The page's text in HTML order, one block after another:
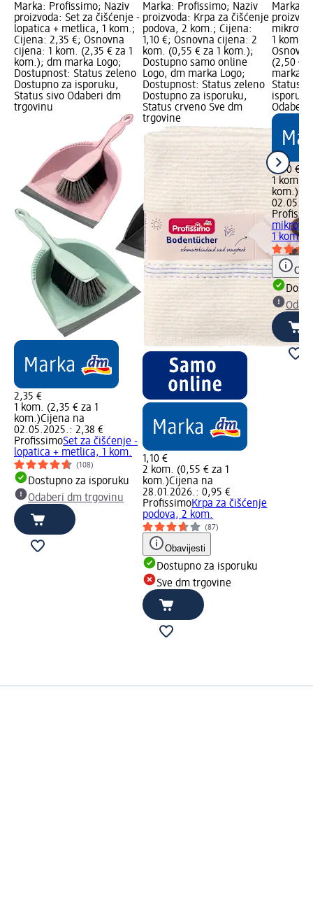
Marka: Profissimo; Naziv
proizvoda: Set za čišćenje -
lopatica + metlica, 1 kom.;
Cijena: 2,35 €; Osnovna
cijena: 1 kom. (2,35 € za 1
kom.); dm marka Logo;
Dostupnost: Status zeleno
Dostupno za isporuku,
Status sivo Odaberi dm
trgovinu
2,35 €
1 kom. (2,35 € za 1
kom.)Cijena na
02.05.2025.: 2,38 €
ProfissimoSet za čišćenje -
lopatica + metlica, 1 kom.
(108)
Dostupno za isporuku
Odaberi dm trgovinu
Marka: Profissimo; Naziv
proizvoda: Krpa za čišćenje
podova, 2 kom.; Cijena:
1,10 €; Osnovna cijena: 2
kom. (0,55 € za 1 kom.);
Dostupno samo online
Logo, dm marka Logo;
Dostupnost: Status zeleno
Dostupno za isporuku,
Status crveno Sve dm
trgovine
1,10 €
2 kom. (0,55 € za 1
kom.)Cijena na
28.01.2026.: 0,95 €
ProfissimoKrpa za čišćenje
podova, 2 kom.
(87)
Obavijesti
Dostupno za isporuku
Sve dm trgovine
Marka:
1 kom.;
(2,50 €
marka
Status
Odaberi
2,50 €
1 kom.
kom.)
1 kom.